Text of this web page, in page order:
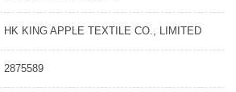
HK KING APPLE TEXTILE CO., LIMITED
2875589